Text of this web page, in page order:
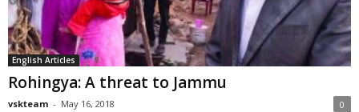
English Articles
Rohingya: A threat to Jammu
vskteam - May 16, 2018 0